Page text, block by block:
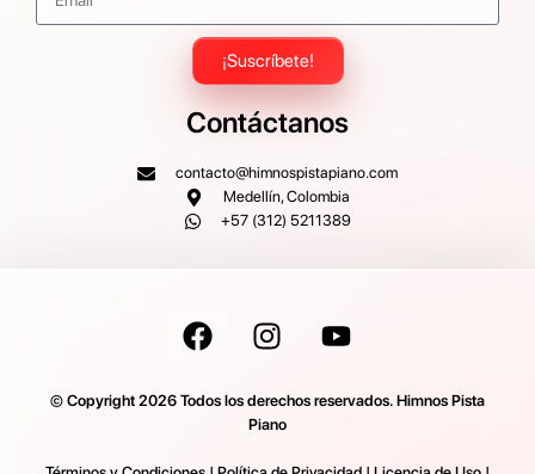
¡Suscríbete!
Contáctanos
contacto@himnospistapiano.com
Medellín, Colombia
+57 (312) 5211389
© Copyright 2026 Todos los derechos reservados. Himnos Pista
Piano